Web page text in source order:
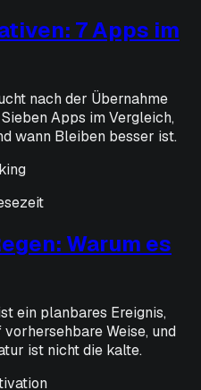
7 Apps im
nach der Übernahme
Apps im Vergleich,
wann Bleiben besser ist.
Warum es
ein planbares Ereignis,
Weise, und
ist nicht die kalte.